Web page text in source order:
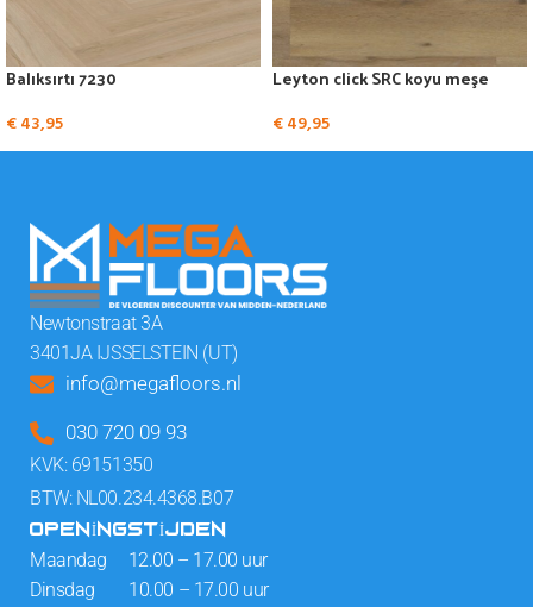
Balıksırtı 7230
€43,95
Leyton click SRC koyu meşe
€49,95
Newtonstraat 3A
3401JA IJSSELSTEIN (UT)
info@megafloors.nl
030 720 09 93
KVK: 69151350
BTW: NL00.234.4368.B07
OPENINGSTIJDEN
Maandag 12.00 – 17.00 uur
Dinsdag 10.00 – 17.00 uur